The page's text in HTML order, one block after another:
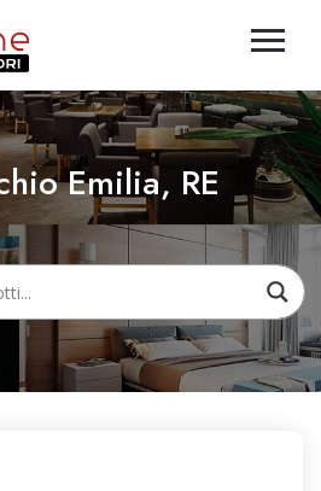
Emilia, RE